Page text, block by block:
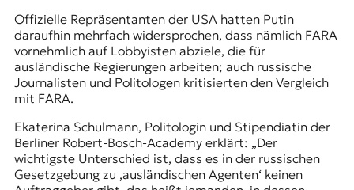
Offizielle Repräsentanten der USA hatten Putin
daraufhin mehrfach widersprochen, dass nämlich FARA
vornehmlich auf Lobbyisten abziele, die für
ausländische Regierungen arbeiten; auch russische
Journalisten und Politologen kritisierten den Vergleich
mit FARA.
Ekaterina Schulmann, Politologin und Stipendiatin der
Berliner Robert-Bosch-Academy erklärt: „Der
wichtigste Unterschied ist, dass es in der russischen
Gesetzgebung zu ‚ausländischen Agenten‘ keinen